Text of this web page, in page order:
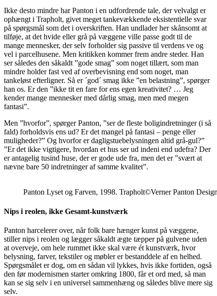
Ikke desto mindre har Panton i en udfordrende tale, der velvalgt er
ophængt i Trapholt, givet meget tankevækkende eksistentielle svar
på spørgsmål som det i overskriften. Han undlader her skånsomt at
tilføje, at det hvide eller grå på væggene ville passe godt til de
mange mennesker, der selv forholder sig passive til verdens ve og
vel i parcelhusene. Men kritikken kommer frem andre steder. Han
ser således den såkaldt ”gode smag” som noget tillært, som man
mindre holder fast ved af overbevisning end som noget, man
tankeløst efterligner. Så er ´god´ smag ikke ”en belastning”, spørger
han os. Er den ”ikke tit en fare for ens egen kreativitet? … Jeg
kender mange mennesker med dårlig smag, men med megen
fantasi”.
Men ”hvorfor”, spørger Panton, ”ser de fleste boligindretninger (i så
fald) forholdsvis ens ud? Er det mangel på fantasi – penge eller
muligheder?” Og hvorfor er dagligstuebelysningen altid grå-gul?”
”Er det ikke vigtigere, hvordan et hus ser ud indeni end udefra? Der
er antagelig tusind huse, der er gode ude fra, men det er ”svært at
nævne bare 50 indretninger af samme kvalitet”.
Panton Lyset og Farven, 1998. Trapholt©Verner Panton
Nips i reolen, ikke Gesamt-kunstværk
Panton harcelerer over, når folk bare hænger kunst på væggene,
stiller nips i reolen og lægger såkaldt ægte tæpper på gulvene uden
at overveje, om hele rummet ikke skal være ét kunstværk, hvor
belysning, farver, tekstiler og møbler er bestanddele af en helhed.
Spørgsmålet er dog, om en sådan vil lykkes, hvis ikke fortiden, også
den før modernismen starter omkring 1800, får et ord med, så man
kan se sig selv i en universel sammenhæng og således blive mere sig
selv.